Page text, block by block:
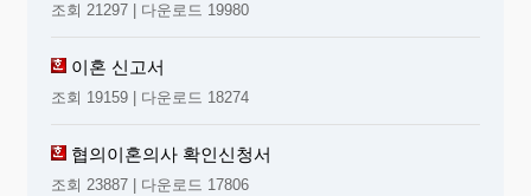
조회 21297 | 다운로드 19980
이혼 신고서
조회 19159 | 다운로드 18274
협의이혼의사 확인신청서
조회 23887 | 다운로드 17806